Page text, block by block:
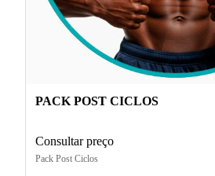
PACK POST CICLOS
Consultar preço
Pack Post Ciclos